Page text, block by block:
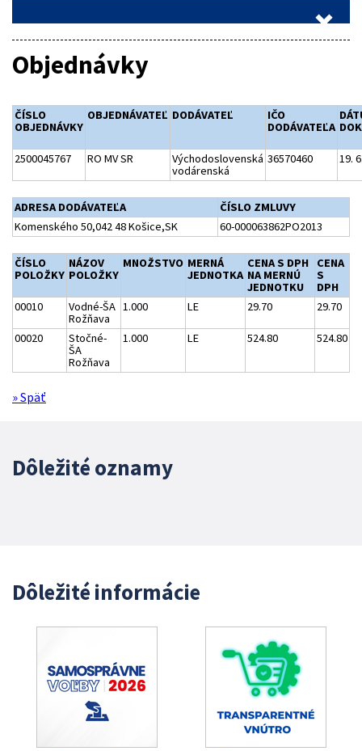
Objednávky
ČÍSLO
OBJEDNÁVKY
OBJEDNÁVATEĽ DODÁVATEĽ
IČO
DODÁVATEĽA
2500045767 RO MV SR
Východoslovenská
vodárenská
36570460 19.
ADRESA DODÁVATEĽA
ČÍSLO ZMLUVY
Komenského 50,042 48 Košice,SK
60-000063862PO2013
ČÍSLO
POLOŽKY
NÁZOV
POLOŽKY
MNOŽSTVO MERNÁ
JEDNOTKA
CENA S DPH
NA MERNÚ
JEDNOTKU
CENA
S
DPH
00010
Vodné-ŠA
Rožňava
1.000 LE 29.70 29.70
00020
Stočné-
ŠA
Rožňava
1.000 LE 524.80 524.80
» Späť
Dôležité oznamy
Dôležité informácie